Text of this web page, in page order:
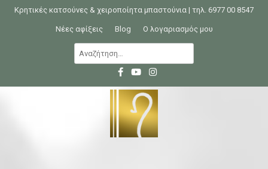
o
Κρητικές κατσούνες & χειροποίητα μπαστούνια | τηλ. 6977 00 8547
Νέες αφίξεις Blog Ο λογαριασμός μου
ν